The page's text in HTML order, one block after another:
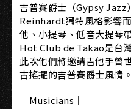
吉普賽爵士（Gypsy
Reinhardt獨特風格影響
他、小提琴、低音大提琴
Hot Club de Takao是台
此次他們將邀請吉他手曾
古搖擺的吉普賽爵士風情。
｜Musicians｜